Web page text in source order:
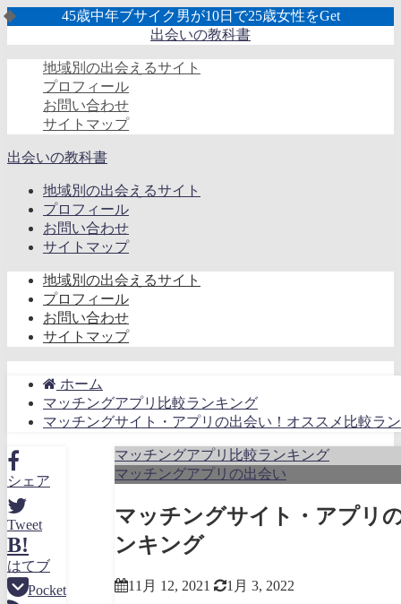
45歳中年ブサイク男が10日で25歳女性をGet
出会いの教科書
地域別の出会えるサイト
プロフィール
お問い合わせ
サイトマップ
出会いの教科書
地域別の出会えるサイト
プロフィール
お問い合わせ
サイトマップ
地域別の出会えるサイト
プロフィール
お問い合わせ
サイトマップ
ホーム
マッチングアプリ比較ランキング
マッチングサイト・アプリの出会い！オススメ比較ラ
シェア
Tweet
B!
はてブ
Pocket
マッチングアプリ比較ランキング
マッチングアプリの出会い
マッチングサイト・アプリ
ンキング
11月 12, 2021 1月 3, 2022